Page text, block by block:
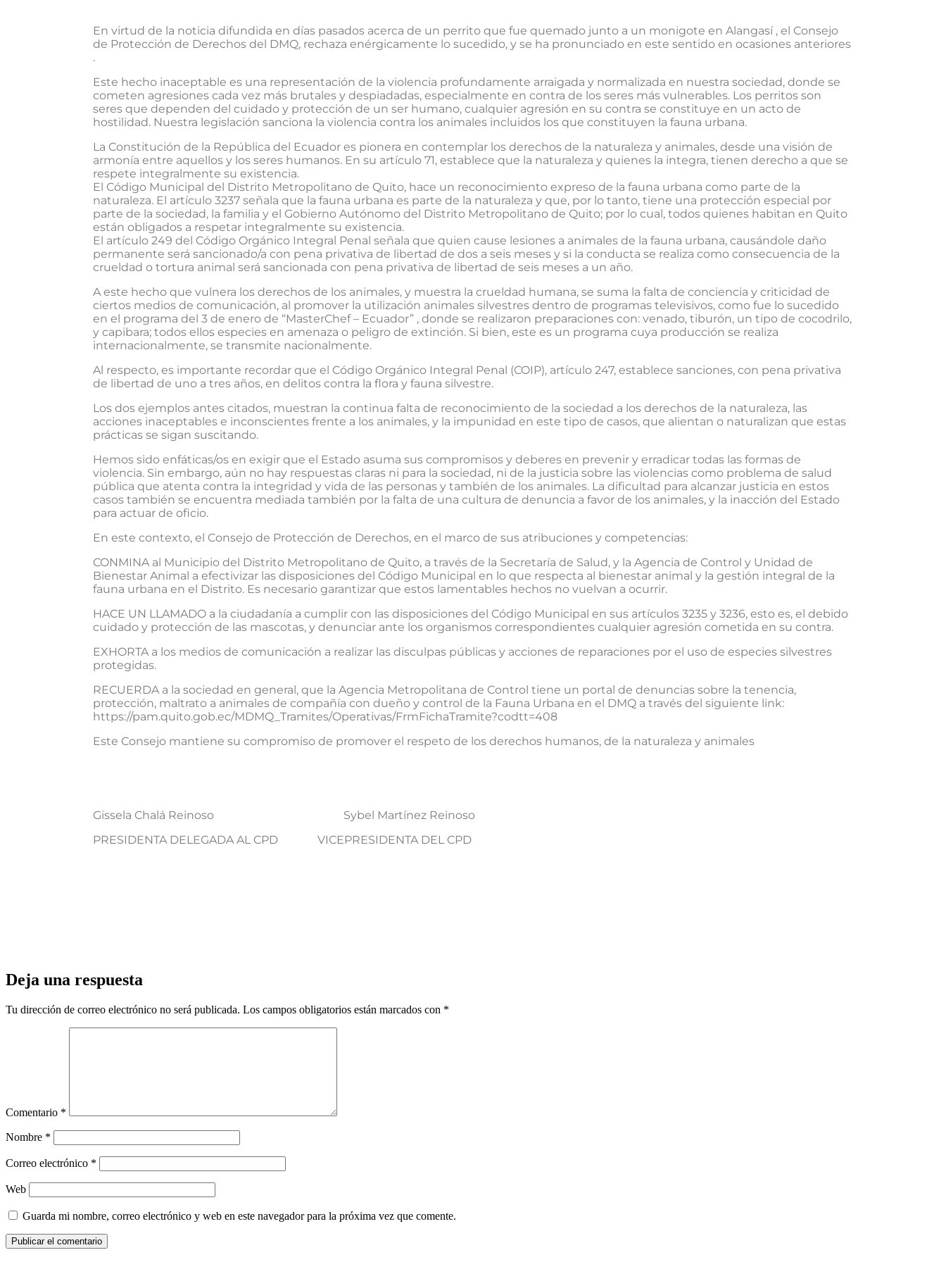
En virtud de la noticia difundida en días pasados acerca de un perrito que fue quemado junto a un monigote en Alangasí , el Consejo
de Protección de Derechos del DMQ, rechaza enérgicamente lo sucedido, y se ha pronunciado en este sentido en ocasiones anteriores
.
Este hecho inaceptable es una representación de la violencia profundamente arraigada y normalizada en nuestra sociedad, donde se
cometen agresiones cada vez más brutales y despiadadas, especialmente en contra de los seres más vulnerables. Los perritos son
seres que dependen del cuidado y protección de un ser humano, cualquier agresión en su contra se constituye en un acto de
hostilidad. Nuestra legislación sanciona la violencia contra los animales incluidos los que constituyen la fauna urbana.
La Constitución de la República del Ecuador es pionera en contemplar los derechos de la naturaleza y animales, desde una visión de
armonía entre aquellos y los seres humanos. En su artículo 71, establece que la naturaleza y quienes la integra, tienen derecho a que se
respete integralmente su existencia.
El Código Municipal del Distrito Metropolitano de Quito, hace un reconocimiento expreso de la fauna urbana como parte de la
naturaleza. El artículo 3237 señala que la fauna urbana es parte de la naturaleza y que, por lo tanto, tiene una protección especial por
parte de la sociedad, la familia y el Gobierno Autónomo del Distrito Metropolitano de Quito; por lo cual, todos quienes habitan en Quito
están obligados a respetar integralmente su existencia.
El artículo 249 del Código Orgánico Integral Penal señala que quien cause lesiones a animales de la fauna urbana, causándole daño
permanente será sancionado/a con pena privativa de libertad de dos a seis meses y si la conducta se realiza como consecuencia de la
crueldad o tortura animal será sancionada con pena privativa de libertad de seis meses a un año.
A este hecho que vulnera los derechos de los animales, y muestra la crueldad humana, se suma la falta de conciencia y criticidad de
ciertos medios de comunicación, al promover la utilización animales silvestres dentro de programas televisivos, como fue lo sucedido
en el programa del 3 de enero de “MasterChef – Ecuador” , donde se realizaron preparaciones con: venado, tiburón, un tipo de cocodrilo,
y capibara; todos ellos especies en amenaza o peligro de extinción. Si bien, este es un programa cuya producción se realiza
internacionalmente, se transmite nacionalmente.
Al respecto, es importante recordar que el Código Orgánico Integral Penal (COIP), artículo 247, establece sanciones, con pena privativa
de libertad de uno a tres años, en delitos contra la flora y fauna silvestre.
Los dos ejemplos antes citados, muestran la continua falta de reconocimiento de la sociedad a los derechos de la naturaleza, las
acciones inaceptables e inconscientes frente a los animales, y la impunidad en este tipo de casos, que alientan o naturalizan que estas
prácticas se sigan suscitando.
Hemos sido enfáticas/os en exigir que el Estado asuma sus compromisos y deberes en prevenir y erradicar todas las formas de
violencia. Sin embargo, aún no hay respuestas claras ni para la sociedad, ni de la justicia sobre las violencias como problema de salud
pública que atenta contra la integridad y vida de las personas y también de los animales. La dificultad para alcanzar justicia en estos
casos también se encuentra mediada también por la falta de una cultura de denuncia a favor de los animales, y la inacción del Estado
para actuar de oficio.
En este contexto, el Consejo de Protección de Derechos, en el marco de sus atribuciones y competencias:
CONMINA al Municipio del Distrito Metropolitano de Quito, a través de la Secretaría de Salud, y la Agencia de Control y Unidad de
Bienestar Animal a efectivizar las disposiciones del Código Municipal en lo que respecta al bienestar animal y la gestión integral de la
fauna urbana en el Distrito. Es necesario garantizar que estos lamentables hechos no vuelvan a ocurrir.
HACE UN LLAMADO a la ciudadanía a cumplir con las disposiciones del Código Municipal en sus artículos 3235 y 3236, esto es, el debido
cuidado y protección de las mascotas, y denunciar ante los organismos correspondientes cualquier agresión cometida en su contra.
EXHORTA a los medios de comunicación a realizar las disculpas públicas y acciones de reparaciones por el uso de especies silvestres
protegidas.
RECUERDA a la sociedad en general, que la Agencia Metropolitana de Control tiene un portal de denuncias sobre la tenencia,
protección, maltrato a animales de compañía con dueño y control de la Fauna Urbana en el DMQ a través del siguiente link:
https://pam.quito.gob.ec/MDMQ_Tramites/Operativas/FrmFichaTramite?codtt=408
Este Consejo mantiene su compromiso de promover el respeto de los derechos humanos, de la naturaleza y animales
Gissela Chalá Reinoso Sybel Martínez Reinoso
PRESIDENTA DELEGADA AL CPD VICEPRESIDENTA DEL CPD
Deja una respuesta
Tu dirección de correo electrónico no será publicada. Los campos obligatorios están marcados con *
Comentario *
Nombre *
Correo electrónico *
Web
Guarda mi nombre, correo electrónico y web en este navegador para la próxima vez que comente.